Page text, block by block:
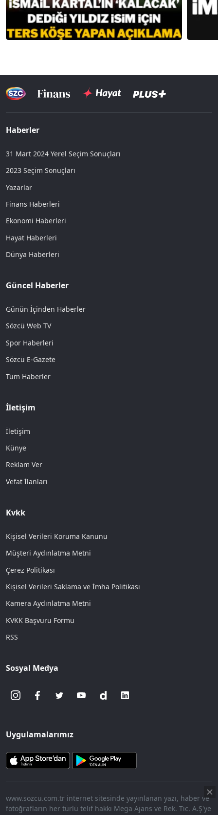
Haberler
31 Mart 2024 Yerel Seçim Sonuçları
2023 Seçim Sonuçları
Yazarlar
Finans Haberleri
Ekonomi Haberleri
Hayat Haberleri
Dünya Haberleri
Güncel Haberler
Günün İçinden Haberler
Sözcü Web TV
Spor Haberleri
Sözcü E-Gazete
Tüm Haberler
İletişim
İletişim
Künye
Reklam Ver
Vefat İlanları
Kvkk
Kişisel Verileri Koruma Kanunu
Müşteri Aydınlatma Metni
Çerez Politikası
Kişisel Verileri Saklama ve İmha Politikası
Kamera Aydınlatma Metni
KVKK Başvuru Formu
RSS
Sosyal Medya
Uygulamalarımız
www.sozcu.com.tr internet sitesinde yayınlanan yazı, haber ve
fotoğrafların her türlü telif hakkı Mega Ajans ve Rek. Tic. A.Ş'ye